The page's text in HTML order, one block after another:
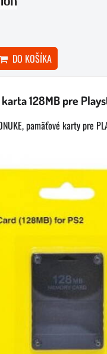
DO KOŠÍKA
128MB pre
pamäťové karty pre